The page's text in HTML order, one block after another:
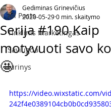
All Posts
Tinklinis Marketingas
Saviugda
turinys
Serija #190 Kaip
motyvuoti savo
🤩
Gediminas Grinevičius
2020-05-290 min. skaitymo
https://video.wixstatic.com/